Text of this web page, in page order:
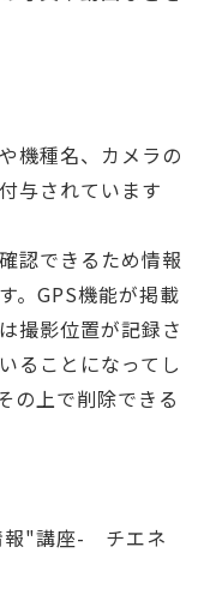
機種名、カメラの
与されています
認できるため情報
。GPS機能が掲載
撮影位置が記録さ
ることになってし
の上で削除できる
報"講座- チエネ